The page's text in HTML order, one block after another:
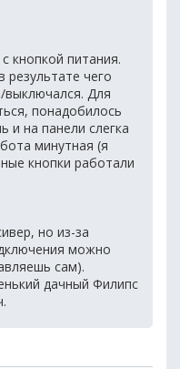
кнопкой питания.
чего
выключался. Для
понадобилось
и на панели слегка
минутная (я
кнопки работали
но из-за
можно
сам).
дачный Филипс